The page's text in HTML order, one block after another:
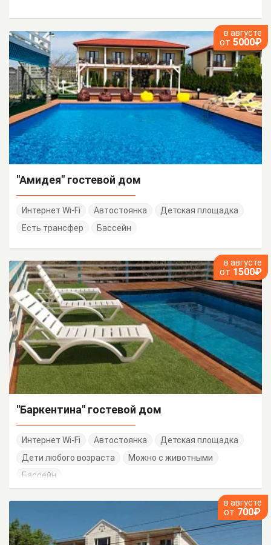
в августе
от 5000₽
"Амидея" гостевой дом
Интернет Wi-Fi Автостоянка
Детская площадка
Есть трансфер
Бассейн
в августе
от 1500₽
"Баркентина" гостевой дом
Интернет Wi-Fi Автостоянка
Детская площадка
Дети любого возраста
Можно с животными
Бассейн
в августе
от 700₽